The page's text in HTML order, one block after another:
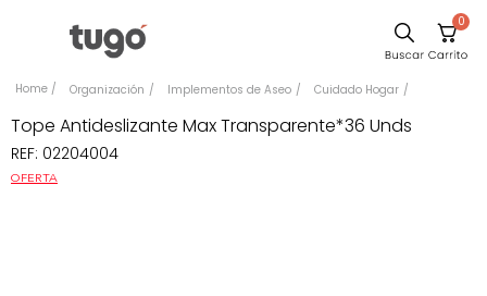
0
Organización Implementos de Aseo Cuidado Hogar
Tope Antideslizante Max Transparente*36 Unds
REF: 02204004
OFERTA
Comedor
Escritorio